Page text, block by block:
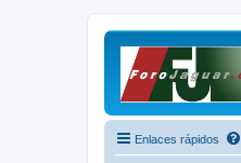
Enlaces rápidos